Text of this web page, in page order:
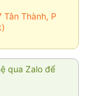
Thành, P
qua Zalo để